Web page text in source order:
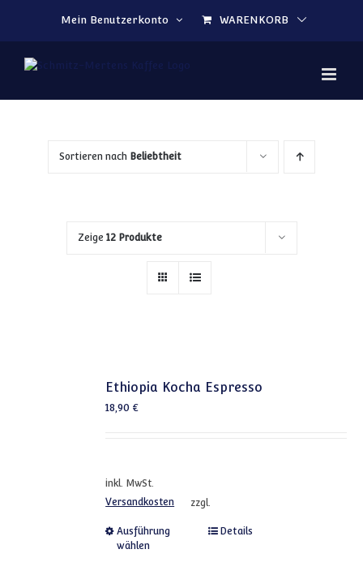
Mein Benutzerkonto
WARENKORB
Sortieren nach Beliebtheit
Zeige 12 Produkte
Ethiopia Kocha Espresso
18,90€
inkl. MwSt.
zzgl.
Versandkosten
Ausführung
wählen
Dieses Produkt weist
Details